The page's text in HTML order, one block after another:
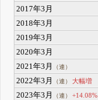
2017年3月
2018年3月
2019年3月
2020年3月
2021年3月
（連）
2022年3月
（連） 大幅増
2023年3月
（連） +14.08%